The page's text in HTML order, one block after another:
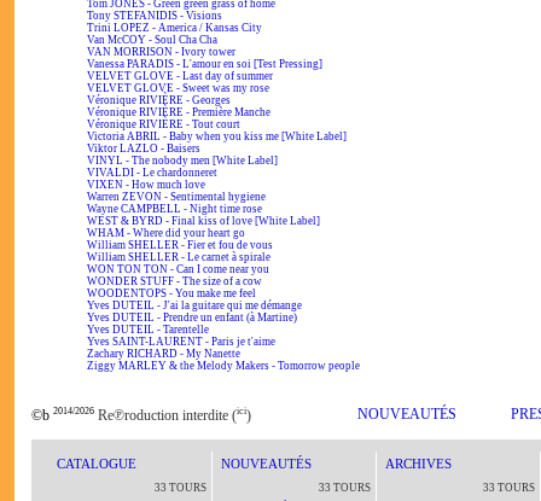
Tom JONES - Green green grass of home
Tony STEFANIDIS - Visions
Trini LOPEZ - America / Kansas City
Van McCOY - Soul Cha Cha
VAN MORRISON - Ivory tower
Vanessa PARADIS - L'amour en soi [Test Pressing]
VELVET GLOVE - Last day of summer
VELVET GLOVE - Sweet was my rose
Véronique RIVIÈRE - Georges
Véronique RIVIÈRE - Première Manche
Véronique RIVIÈRE - Tout court
Victoria ABRIL - Baby when you kiss me [White Label]
Viktor LAZLO - Baisers
VINYL - The nobody men [White Label]
VIVALDI - Le chardonneret
VIXEN - How much love
Warren ZEVON - Sentimental hygiene
Wayne CAMPBELL - Night time rose
WEST & BYRD - Final kiss of love [White Label]
WHAM - Where did your heart go
William SHELLER - Fier et fou de vous
William SHELLER - Le carnet à spirale
WON TON TON - Can I come near you
WONDER STUFF - The size of a cow
WOODENTOPS - You make me feel
Yves DUTEIL - J'ai la guitare qui me démange
Yves DUTEIL - Prendre un enfant (à Martine)
Yves DUTEIL - Tarentelle
Yves SAINT-LAURENT - Paris je t'aime
Zachary RICHARD - My Nanette
Ziggy MARLEY & the Melody Makers - Tomorrow people
©b 2014/2026 Re℗roduction interdite (ici) NOUVEAUTÉS
CATALOGUE
33 TOURS
NOUVEAUTÉS
33 TOURS
ARCHIVES
33 TOURS